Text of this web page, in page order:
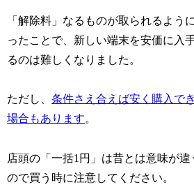
「解除料」なるものが取られるよう
ったことで、新しい端末を安価に入
るのは難しくなりました。
ただし、条件さえ合えば安く購入で
場合もあります。
店頭の「一括1円」は昔とは意味が違
ので買う時に注意してください。